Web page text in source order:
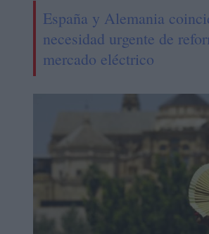
España y Alemania
necesidad urgente de
mercado eléctrico